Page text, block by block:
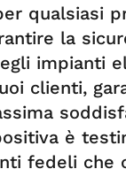
qualsiasi
la
impianti
clienti,
è
fedeli che